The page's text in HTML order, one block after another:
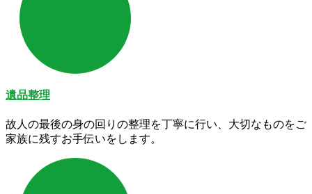
遺品整理
故人の最後の身の回りの整理を丁寧に行い、大切なものをご
家族に残すお手伝いをします。